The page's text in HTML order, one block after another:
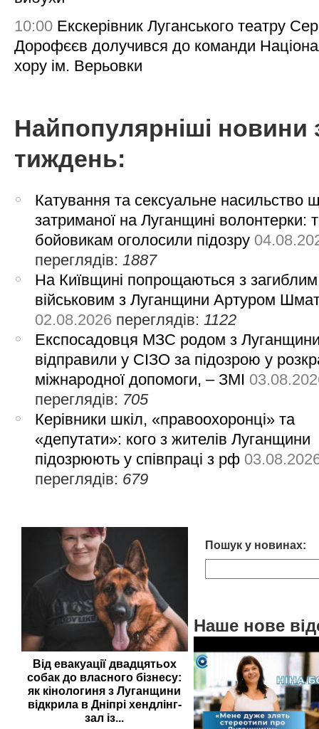
10:00 Екскерівник Луганського театру
Дорофєєв долучився до команди
хору ім. Верьовки
Найпопулярніші новини
тиждень:
Катування та сексуальне насильство
затриманої на Луганщині волонтерки:
бойовикам оголосили підозру
переглядів: 1887
На Київщині попрощаються з загиблим
військовим з Луганщини Артуром
02.08.2026 переглядів: 1122
Експосадовця МЗС родом з
відправили у СІЗО за підозрою у
міжнародної допомоги, – ЗМІ
переглядів: 705
Керівники шкіл, «правоохоронці» та
«депутати»: кого з жителів Луганщини
підозрюють у співпраці з рф
переглядів: 679
Від евакуації двадцятьох
собак до власного бізнесу:
як кінологиня з Луганщини
відкрила в Дніпрі хендлінг-
зал із...
Пошук у новинах:
Наше нове